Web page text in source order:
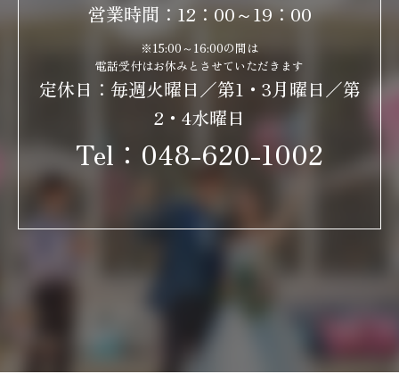
営業時間：12：00～19：00
※15:00～16:00の間は
電話受付はお休みとさせていただきます
定休日：毎週火曜日／第1・3月曜日／第
2・4水曜日
Tel： 048-620-1002